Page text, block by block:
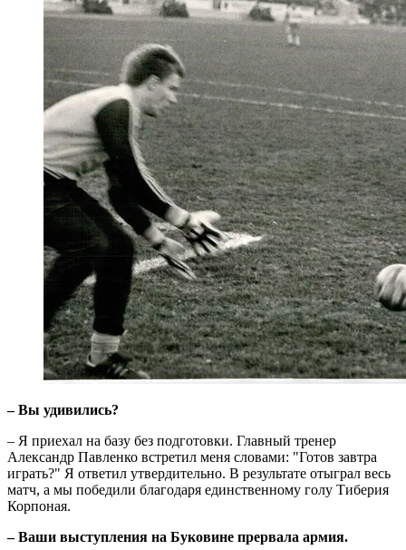
– Вы удивились?
– Я приехал на базу без подготовки. Главный тренер
Александр Павленко встретил меня словами: "Готов завтра
играть?" Я ответил утвердительно. В результате отыграл весь
матч, а мы победили благодаря единственному голу Тиберия
Корпоная.
– Ваши выступления на Буковине прервала армия.